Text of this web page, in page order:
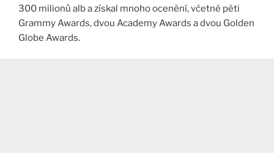
300 milionů alb a získal mnoho ocenění, včetně pěti
Grammy Awards, dvou Academy Awards a dvou Golden
Globe Awards.